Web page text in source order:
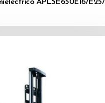
APLSE650E16/